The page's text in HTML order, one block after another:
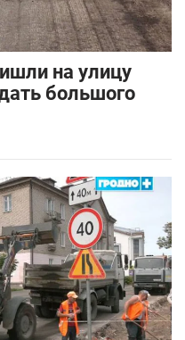
на улицу
большого